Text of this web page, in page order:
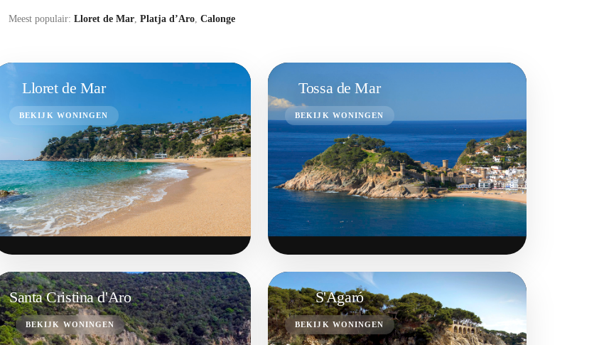
Meest populair: Lloret de Mar, Platja d’Aro, Calonge
Lloret de Mar
BEKIJK WONINGEN
Tossa de Mar
BEKIJK WONINGEN
Santa Cristina d'Aro
BEKIJK WONINGEN
S'Agaró
BEKIJK WONINGEN